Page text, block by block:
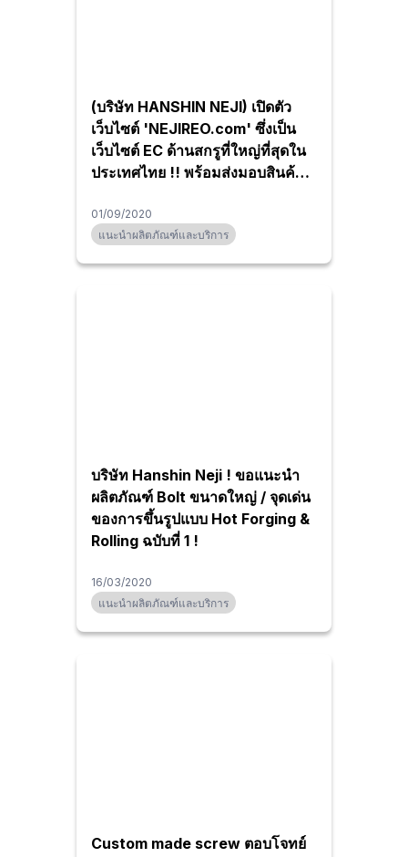
(บริษัท HANSHIN NEJI) เปิดตัว
เว็บไซต์ 'NEJIREO.com' ซึ่งเป็น
เว็บไซต์ EC ด้านสกรูที่ใหญ่ที่สุดใน
ประเทศไทย !! พร้อมส่งมอบสินค้า
รวดเร็ว !
01/09/2020
แนะนำผลิตภัณฑ์และบริการ
บริษัท Hanshin Neji ! ขอแนะนำ
ผลิตภัณฑ์ Bolt ขนาดใหญ่ / จุดเด่น
ของการขึ้นรูปแบบ Hot Forging &
Rolling ฉบับที่ 1 !
16/03/2020
แนะนำผลิตภัณฑ์และบริการ
Custom made screw ตอบโจทย์